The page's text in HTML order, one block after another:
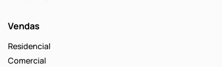
Vendas
Residencial
Comercial